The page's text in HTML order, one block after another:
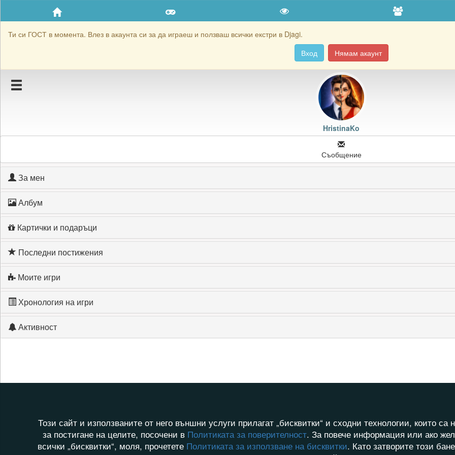
Ти си ГОСТ в момента. Влез в акаунта си за да играеш и ползваш всички екстри в Djagi.
Вход
Нямам акаунт
Приятели
Хронология на игри
Блокирай HristinaKo
HristinaKo
Съобщение
За мен
Албум
Картички и подаръци
Последни постижения
Моите игри
Хронология на игри
Активност
Този сайт и използваните от него външни услуги прилагат „бисквитки“ и сходни технологии, които
за постигане на целите, посочени в Политиката за поверителност. За повече информация или ако
всички „бисквитки“, моля, прочетете Политиката за използване на бисквитки. Като затворите този